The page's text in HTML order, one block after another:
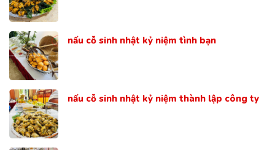
nấu cỗ sinh nhật kỷ niệm tình bạn
nấu cỗ sinh nhật kỷ niệm thành lập công ty